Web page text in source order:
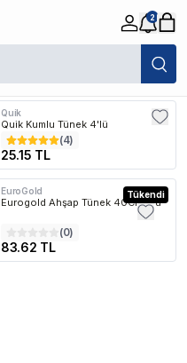
2
Quik
Quik Kumlu Tünek 4'lü
(4)
25.15 TL
Tükendi
EuroGold
Eurogold Ahşap Tünek 40Cm 4lü
(0)
83.62 TL